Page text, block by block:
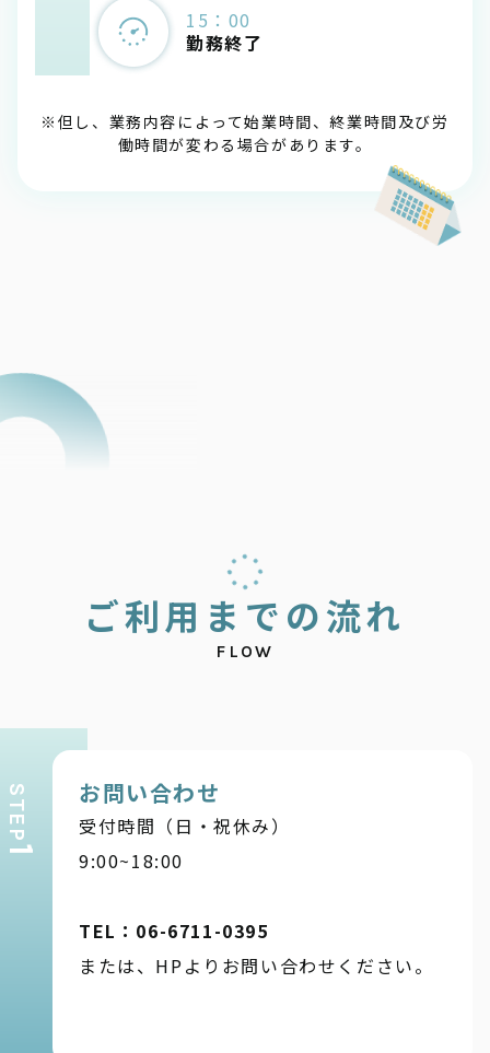
15：00
勤務終了
※但し、業務内容によって始業時間、終業時間及び労
働時間が変わる場合があります。
ご利用 ま での流れ
FLOW
STEP
1
お問い合わせ
受付時間（日・祝休み）
9:00~18:00
TEL：06-6711-0395
または、HPよりお問い合わせください。